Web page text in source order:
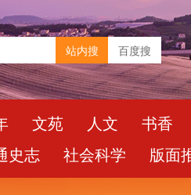
站内搜 百度搜
文苑 人文 书香
史志
社会科学 版面